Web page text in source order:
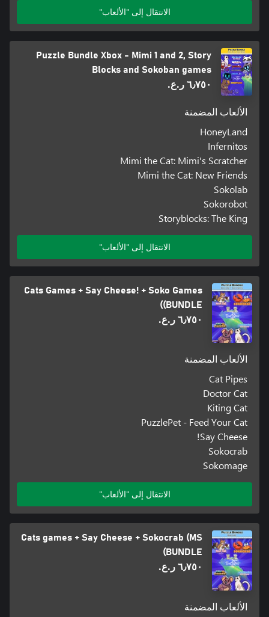
الانتقال إلى "الألعاب"
Puzzle Bundle Xbox - Mimi 1 and 2, Story
Blocks and Sokoban games
٦٫٧٥٠ ر.ع.‏
الألعاب المضمنة
HoneyLand
Infernitos
Mimi the Cat: Mimi's Scratcher
Mimi the Cat: New Friends
Sokolab
Sokorobot
Storyblocks: The King
الانتقال إلى "الألعاب"
Cats Games + Say Cheese! + Soko Games
(BUNDLE)
٦٫٧٥٠ ر.ع.‏
الألعاب المضمنة
Cat Pipes
Doctor Cat
Kiting Cat
PuzzlePet - Feed Your Cat
Say Cheese!
Sokocrab
Sokomage
الانتقال إلى "الألعاب"
Cats games + Say Cheese + Sokocrab (MS
BUNDLE)
٦٫٧٥٠ ر.ع.‏
الألعاب المضمنة